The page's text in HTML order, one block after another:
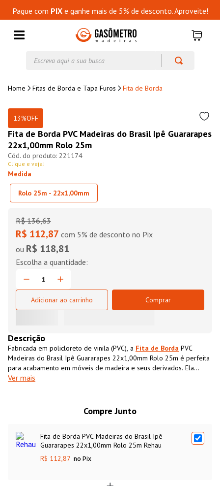
Pague com PIXe ganhe mais de 5% de desconto. Aproveite!
Fitas de Borda e Tapa Furos Fita de Borda
13%OFF
Fita de Borda PVC Madeiras do Brasil Ipê Guararapes
22x1,00mm Rolo 25m
221174
Clique e veja!
Medida
Rolo 25m - 22x1,00mm
R$ 136,63
R$ 112,87 com 5% de desconto no Pix
ou R$ 118,81
Adicionar ao carrinho Comprar
Descrição
Fabricada em policloreto de vinila (PVC), a Fita de Borda PVC
Madeiras do Brasil Ipê Guararapes 22x1,00mm Rolo 25m é perfeita
para acabamento em móveis de madeira e seus derivados. Ela
possui textura impressa semelhante ao MDF, que além de conferir
Ver mais
Compre Junto
Fita de Borda PVC Madeiras do Brasil Ipê
Guararapes 22x1,00mm Rolo 25m Rehau
R$ 112,87 no Pix